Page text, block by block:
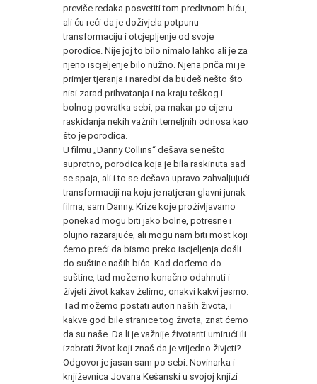
previše redaka posvetiti tom predivnom biću,
ali ću reći da je doživjela potpunu
transformaciju i otcjepljenje od svoje
porodice. Nije joj to bilo nimalo lahko ali je za
njeno iscjeljenje bilo nužno. Njena priča mi je
primjer tjeranja i naredbi da budeš nešto što
nisi zarad prihvatanja i na kraju teškog i
bolnog povratka sebi, pa makar po cijenu
raskidanja nekih važnih temeljnih odnosa kao
što je porodica.
U filmu „Danny Collins“ dešava se nešto
suprotno, porodica koja je bila raskinuta sad
se spaja, ali i to se dešava upravo zahvaljujući
transformaciji na koju je natjeran glavni junak
filma, sam Danny. Krize koje proživljavamo
ponekad mogu biti jako bolne, potresne i
olujno razarajuće, ali mogu nam biti most koji
ćemo preći da bismo preko iscjeljenja došli
do suštine naših bića. Kad dođemo do
suštine, tad možemo konačno odahnuti i
živjeti život kakav želimo, onakvi kakvi jesmo.
Tad možemo postati autori naših života, i
kakve god bile stranice tog života, znat ćemo
da su naše. Da li je važnije životariti umirući ili
izabrati život koji znaš da je vrijedno živjeti?
Odgovor je jasan sam po sebi. Novinarka i
književnica Jovana Kešanski u svojoj knjizi